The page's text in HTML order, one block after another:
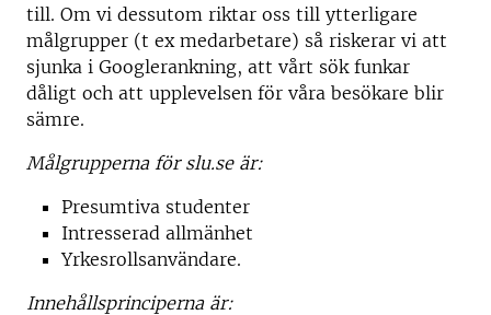
till. Om vi dessutom riktar oss till ytterligare
målgrupper (t ex medarbetare) så riskerar vi att
sjunka i Googlerankning, att vårt sök funkar
dåligt och att upplevelsen för våra besökare blir
sämre.
Målgrupperna för slu.se är:
Presumtiva studenter
Intresserad allmänhet
Yrkesrollsanvändare.
Innehållsprinciperna är: